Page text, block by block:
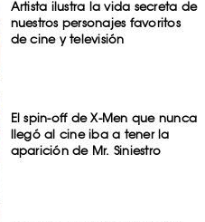
Artista ilustra la vida secreta de
nuestros personajes favoritos
de cine y televisión
El spin-off de X-Men que nunca
llegó al cine iba a tener la
aparición de Mr. Siniestro